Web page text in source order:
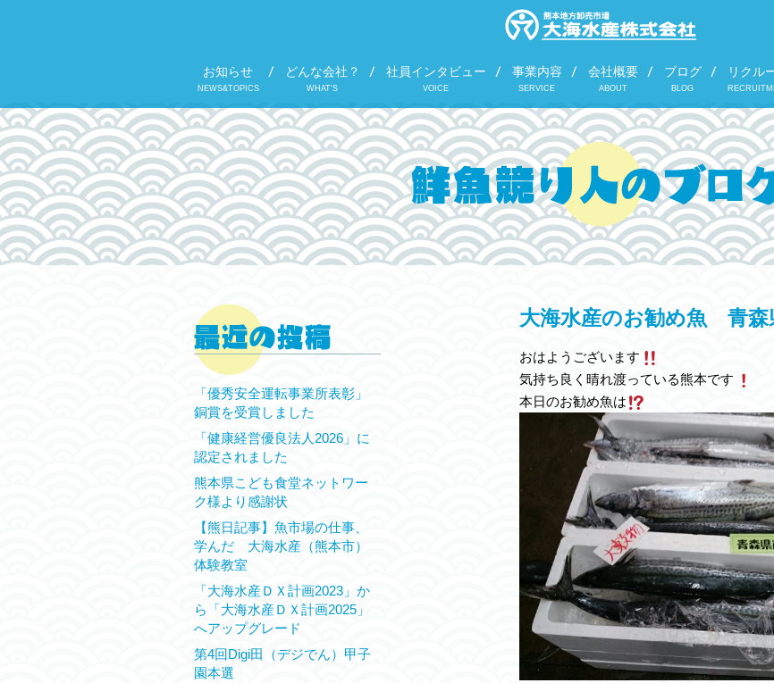
お知らせ
NEWS&TOPICS
どんな会社？
WHAT'S
社員インタビュー
VOICE
事業内容
SERVICE
会社概要
ABOUT
ブログ
BLOG
リクル
大海水産のお勧め魚 青森
おはようございます
気持ち良く晴れ渡っている熊本です
本日のお勧め魚は
「優秀安全運転事業所表彰」
銅賞を受賞しました
「健康経営優良法人2026」に
認定されました
熊本県こども食堂ネットワー
ク様より感謝状
【熊日記事】魚市場の仕事、
学んだ 大海水産（熊本市）
体験教室
「大海水産ＤＸ計画2023」か
ら「大海水産ＤＸ計画2025」
へアップグレード
第4回Digi田（デジでん）甲子
園本選